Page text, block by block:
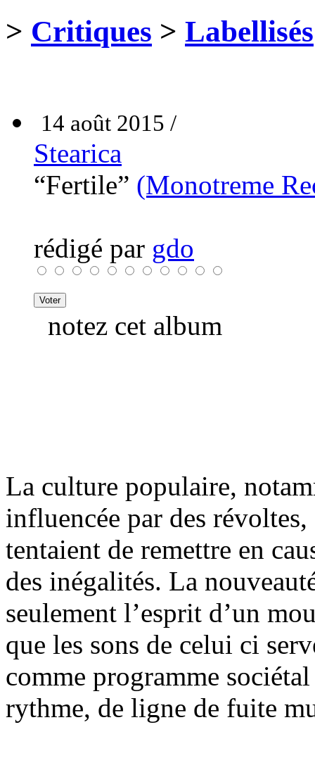
> Critiques > Labellisés
14 août 2015 /
Stearica
“Fertile” (Monotreme
rédigé par gdo
notez cet album
La culture populaire,
influencée par des
tentaient de remettre en
des inégalités. La
seulement l’esprit d’un
que les sons de celui ci
comme programme
rythme, de ligne de fuite